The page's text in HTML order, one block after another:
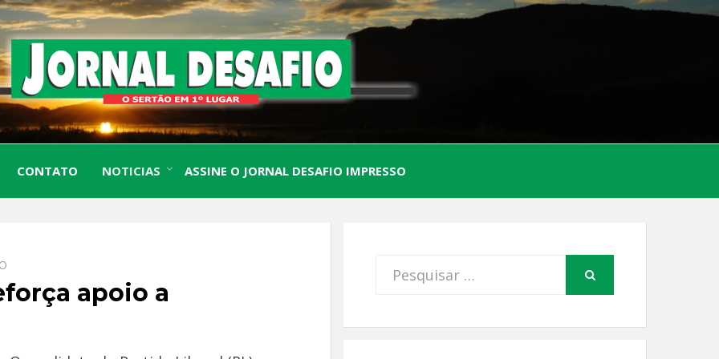
JORNAL
DESAFIO
O Sertão em 1º Lugar
CONTATO NOTICIAS ASSINE O JORNAL DESAFIO IMPRESSO
apoio a
Procurar